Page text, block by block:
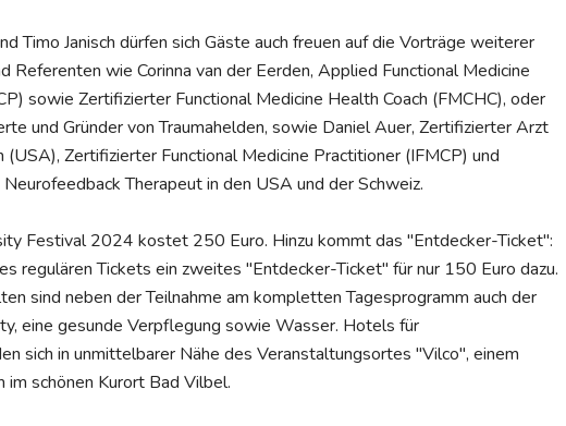
Timo Janisch dürfen sich Gäste auch freuen auf die Vorträge weiterer
Referenten wie Corinna van der Eerden, Applied Functional Medicine
sowie Zertifizierter Functional Medicine Health Coach (FMCHC), oder
und Gründer von Traumahelden, sowie Daniel Auer, Zertifizierter Arzt
(USA), Zertifizierter Functional Medicine Practitioner (IFMCP) und
Therapeut in den USA und der Schweiz.
Festival 2024 kostet 250 Euro. Hinzu kommt das "Entdecker-Ticket":
regulären Tickets ein zweites "Entdecker-Ticket" für nur 150 Euro dazu.
sind neben der Teilnahme am kompletten Tagesprogramm auch der
eine gesunde Verpflegung sowie Wasser. Hotels für
sich in unmittelbarer Nähe des Veranstaltungsortes "Vilco", einem
schönen Kurort Bad Vilbel.